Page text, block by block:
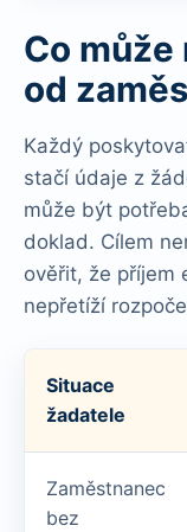
Co
od
Každý
stačí údaje z
může být
doklad. Cílem
ověřit, že příjem
nepřetíží
Situace
žadatele
Zaměstnanec
bez